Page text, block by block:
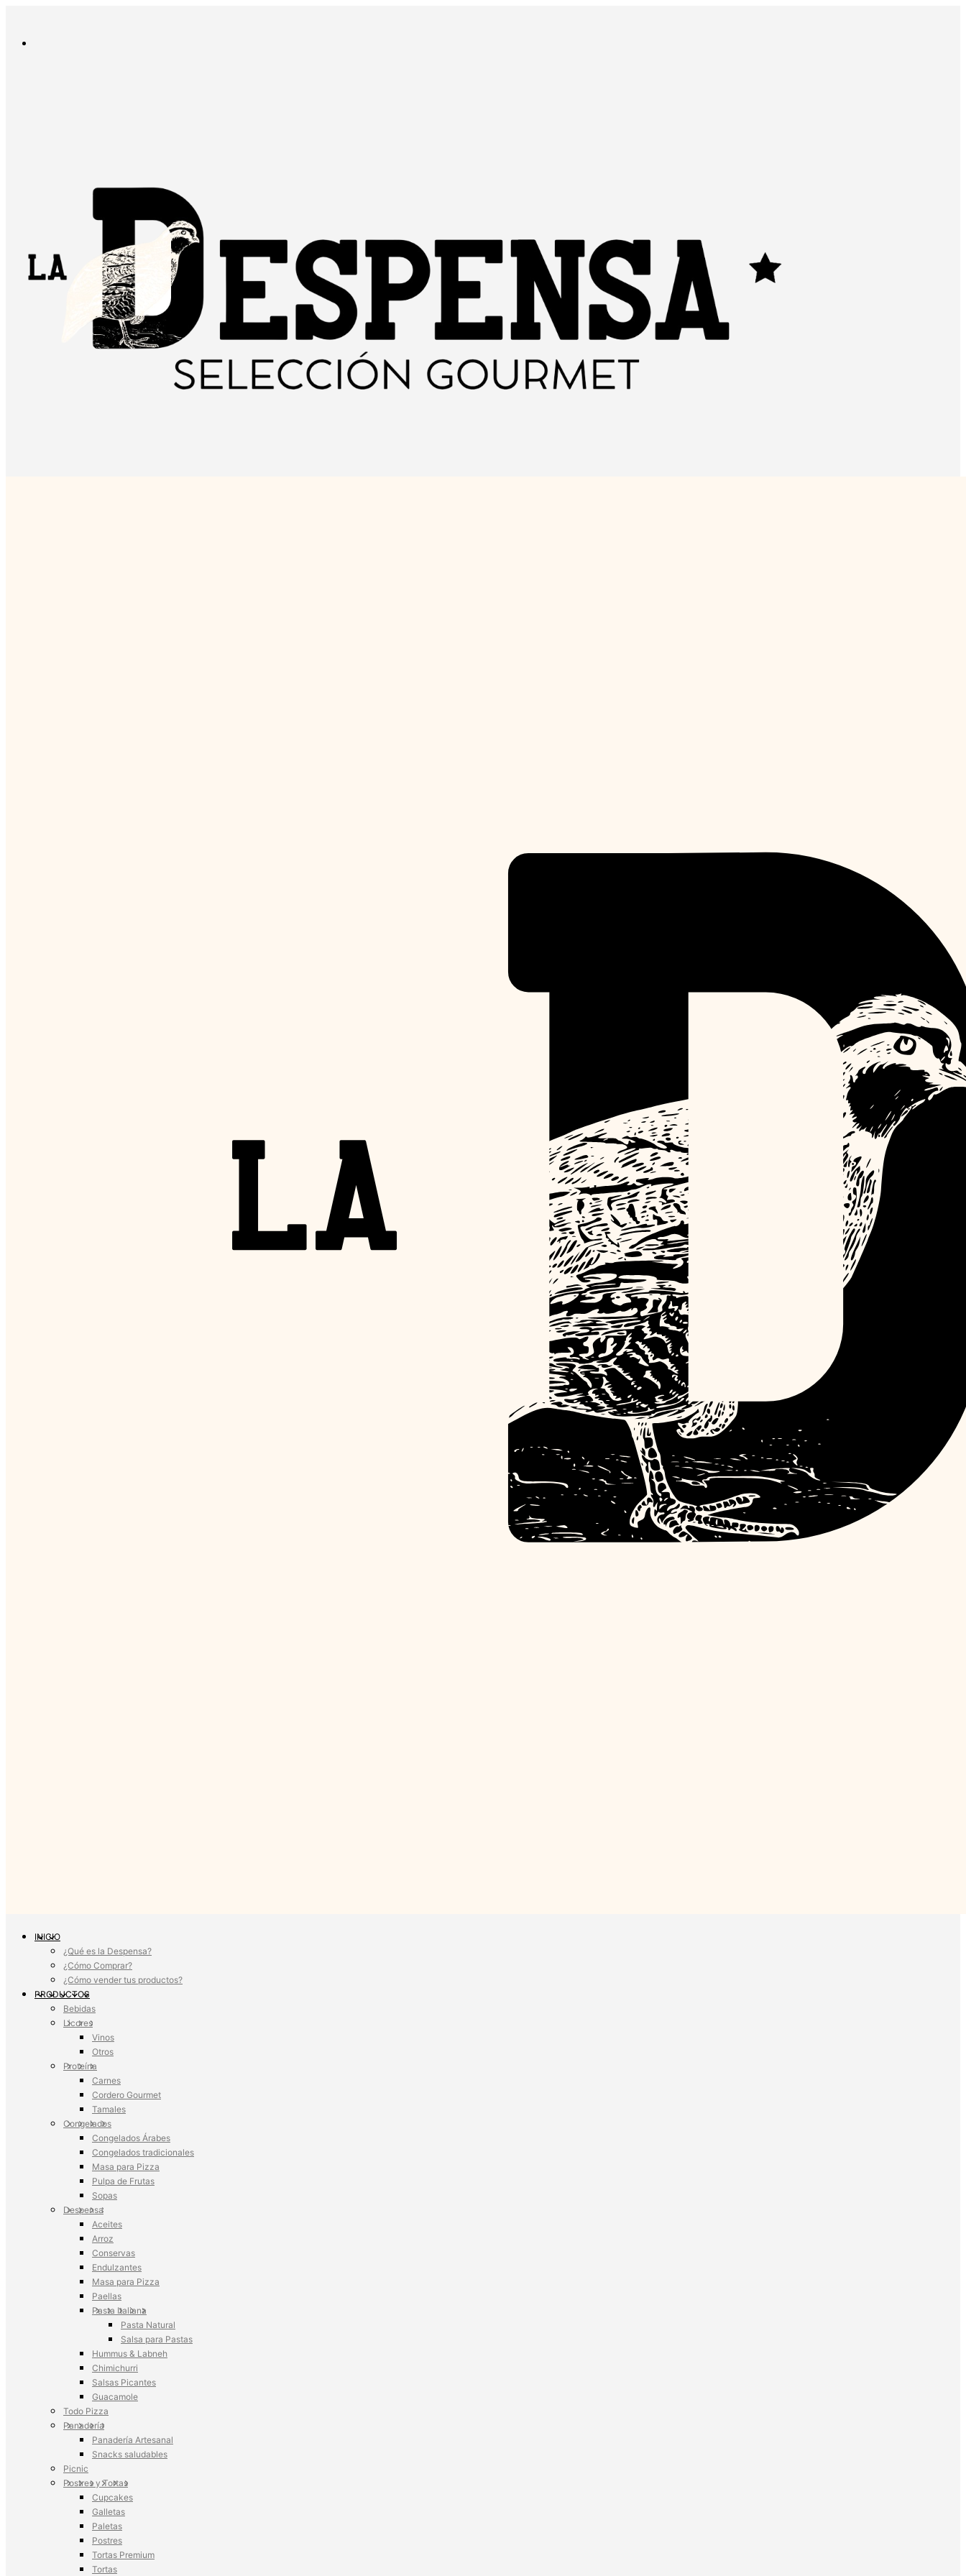
INICIO
¿Qué es la Despensa?
¿Cómo Comprar?
¿Cómo vender tus productos?
PRODUCTOS
Bebidas
Licores
Vinos
Otros
Proteína
Carnes
Cordero Gourmet
Tamales
Congelados
Congelados Árabes
Congelados tradicionales
Masa para Pizza
Pulpa de Frutas
Sopas
Despensa
Aceites
Arroz
Conservas
Endulzantes
Masa para Pizza
Paellas
Pasta Italiana
Pasta Natural
Salsa para Pastas
Hummus & Labneh
Chimichurri
Salsas Picantes
Guacamole
Todo Pizza
Panadería
Panadería Artesanal
Snacks saludables
Picnic
Postres y Tortas
Cupcakes
Galletas
Paletas
Postres
Tortas Premium
Tortas